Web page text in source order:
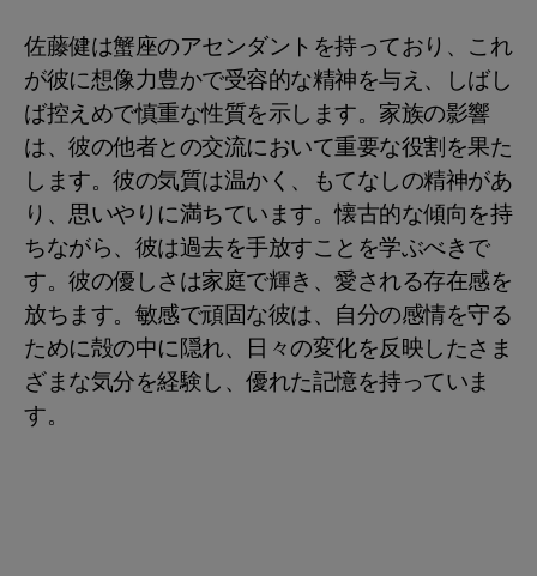
佐藤健は蟹座のアセンダントを持っており、これ
が彼に想像力豊かで受容的な精神を与え、しばし
ば控えめで慎重な性質を示します。家族の影響
は、彼の他者との交流において重要な役割を果た
します。彼の気質は温かく、もてなしの精神があ
り、思いやりに満ちています。懐古的な傾向を持
ちながら、彼は過去を手放すことを学ぶべきで
す。彼の優しさは家庭で輝き、愛される存在感を
放ちます。敏感で頑固な彼は、自分の感情を守る
ために殻の中に隠れ、日々の変化を反映したさま
ざまな気分を経験し、優れた記憶を持っていま
す。